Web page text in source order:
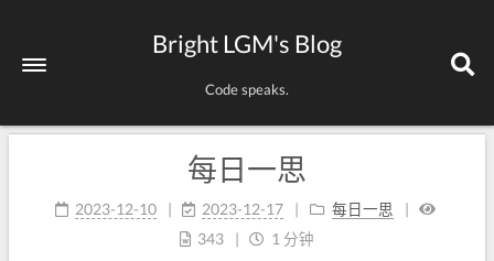
Bright LGM's Blog
Code speaks.
每日一思
2023-12-10 2023-12-17
每日一思
343
1 分钟